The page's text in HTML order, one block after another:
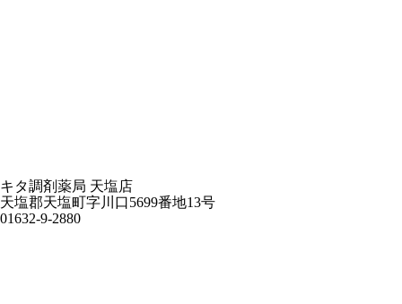
キタ調剤薬局 天塩店
天塩郡天塩町字川口5699番地13号
01632-9-2880